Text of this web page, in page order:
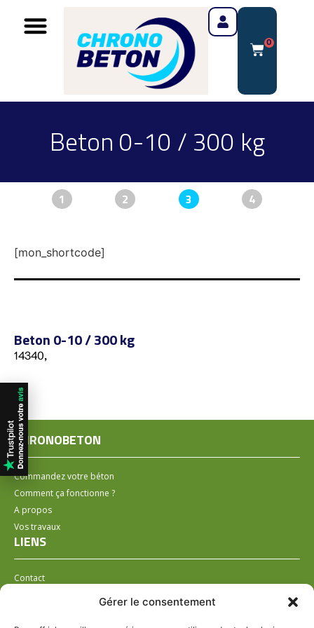
Gérer le consentement
0
Beton 0-10 / 300 kg
1 2 3 4
[mon_shortcode]
Beton 0-10 / 300 kg
14340,
CHRONOBETON
Commandez votre béton
Comment ça fonctionne ?
A propos
Vos travaux
LIENS
Contact